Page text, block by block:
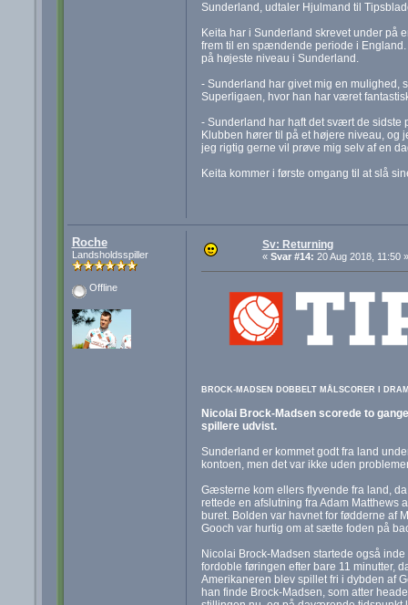
Sunderland, udtaler Hjulmand til
Keita har i Sunderland skrevet under på
frem til en spændende periode i
på højeste niveau i Sunderland.
- Sunderland har givet mig en mulighed,
Superligaen, hvor han har været
- Sunderland har haft det svært de sidste
Klubben hører til på et højere niveau, og
jeg rigtig gerne vil prøve mig selv af en
Keita kommer i første omgang til at slå
Roche
Landsholdsspiller
Offline
Sv: Returning
« Svar #14: 20 Aug 2018, 11:50 »
BROCK-MADSEN DOBBELT MÅLSCORER I
Nicolai Brock-Madsen scorede to
spillere udvist.
Sunderland er kommet godt fra land
kontoen, men det var ikke uden
Gæsterne kom ellers flyvende fra land,
rettede en afslutning fra Adam Matthews
buret. Bolden var havnet for fødderne af
Gooch var hurtig om at sætte foden på
Nicolai Brock-Madsen startede også
fordoble føringen efter bare 11 minutter,
Amerikaneren blev spillet fri i dybden af
han finde Brock-Madsen, som atter